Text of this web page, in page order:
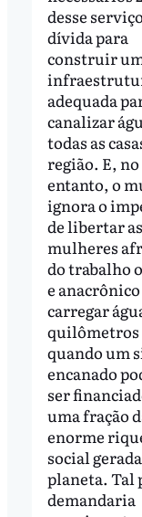
desse
dívida para
construir
adequada
canalizar
todas as
região. E, no
entanto, o
ignora o
de libertar as
mulheres
do trabalho
e anacrônico
carregar
quilômetros
quando um
encanado
ser
uma fração
enorme
social
planeta. Tal
demandaria